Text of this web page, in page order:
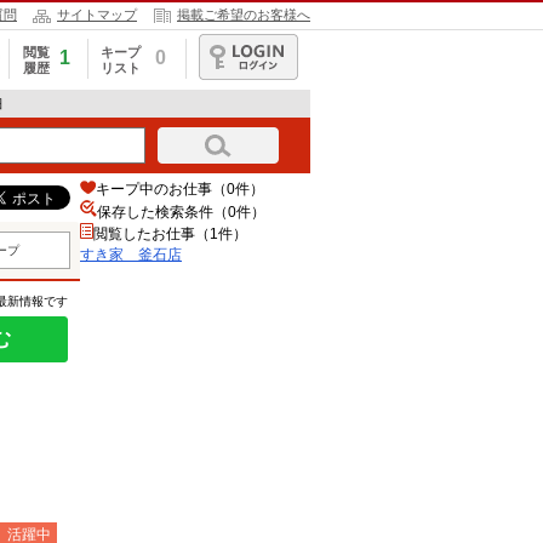
問 サイトマップ 掲載ご希望のお客様へ
閲覧
履歴
1
キープ
リスト
0
ログイン
プ
新情報です
活躍中
キープ中のお仕事（0件）
保存した検索条件（0件）
閲覧したお仕事（1件）
すき家 釜石店